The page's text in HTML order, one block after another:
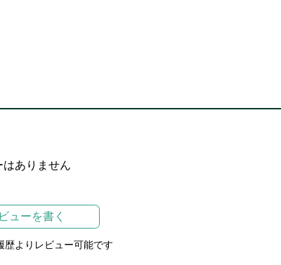
はありません
ューを書く
歴よりレビュー可能です